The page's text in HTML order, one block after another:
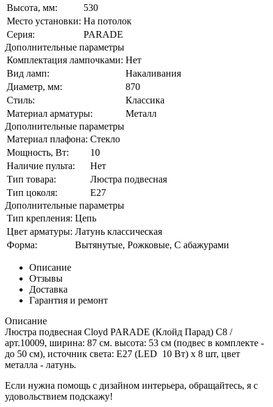
Высота, мм:
530
Место установки: На потолок
Серия:
PARADE
Дополнительные параметры
Комплектация лампочками: Нет
Вид ламп:
Накаливания
Диаметр, мм:
870
Стиль:
Классика
Материал арматуры:
Металл
Дополнительные параметры
Материал плафона: Стекло
Мощность, Вт:
10
Наличие пульта:
Нет
Тип товара:
Люстра подвесная
Тип цоколя:
E27
Дополнительные параметры
Тип крепления: Цепь
Цвет арматуры: Латунь классическая
Форма:
Вытянутые, Рожковые, С абажурами
Описание
Отзывы
Доставка
Гарантия и ремонт
Описание
Люстра подвесная Cloyd PARADE (Клойд Парад) C8 /
арт.10009, ширина: 87 см. высота: 53 см (подвес в комплекте -
до 50 см), источник света: E27 (LED 10 Вт) х 8 шт, цвет
металла - латунь.
Если нужна помощь с дизайном интерьера, обращайтесь, я с
удовольствием подскажу!